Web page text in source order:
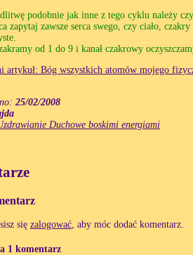
podobnie jak inne z tego cyklu należy
zapytaj zawsze serca swego, czy ciało,
od 1 do 9 i kanał czakrowy
artykuł: Bóg wszystkich atomów mojego
25/02/2008
Duchowe boskimi energiami
się zalogować, aby móc dodać komentarz.
1 komentarz